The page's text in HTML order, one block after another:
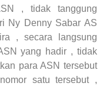
, tidak tanggung
Ny Denny Sabar AS
, secara langsung
yang hadir , tidak
para ASN tersebut
satu tersebut ,